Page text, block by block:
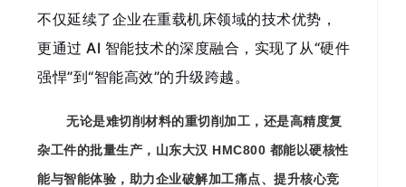
不仅延续了企业在重载机床领域的技术优势，
更通过 AI 智能技术的深度融合，实现了从“硬件
强悍”到“智能高效”的升级跨越。
无论是难切削材料的重切削加工，还是高精度复
杂工件的批量生产，山东大汉 HMC800 都能以硬核性
能与智能体验，助力企业破解加工痛点、提升核心竞